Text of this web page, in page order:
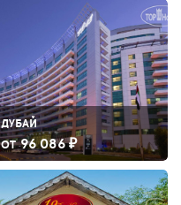
ДУБАЙ
ОТ 96 086 ₽